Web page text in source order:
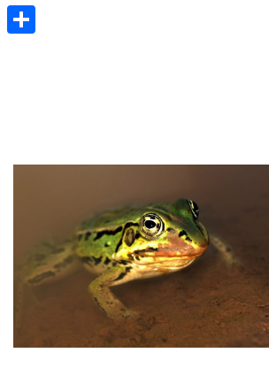
Email